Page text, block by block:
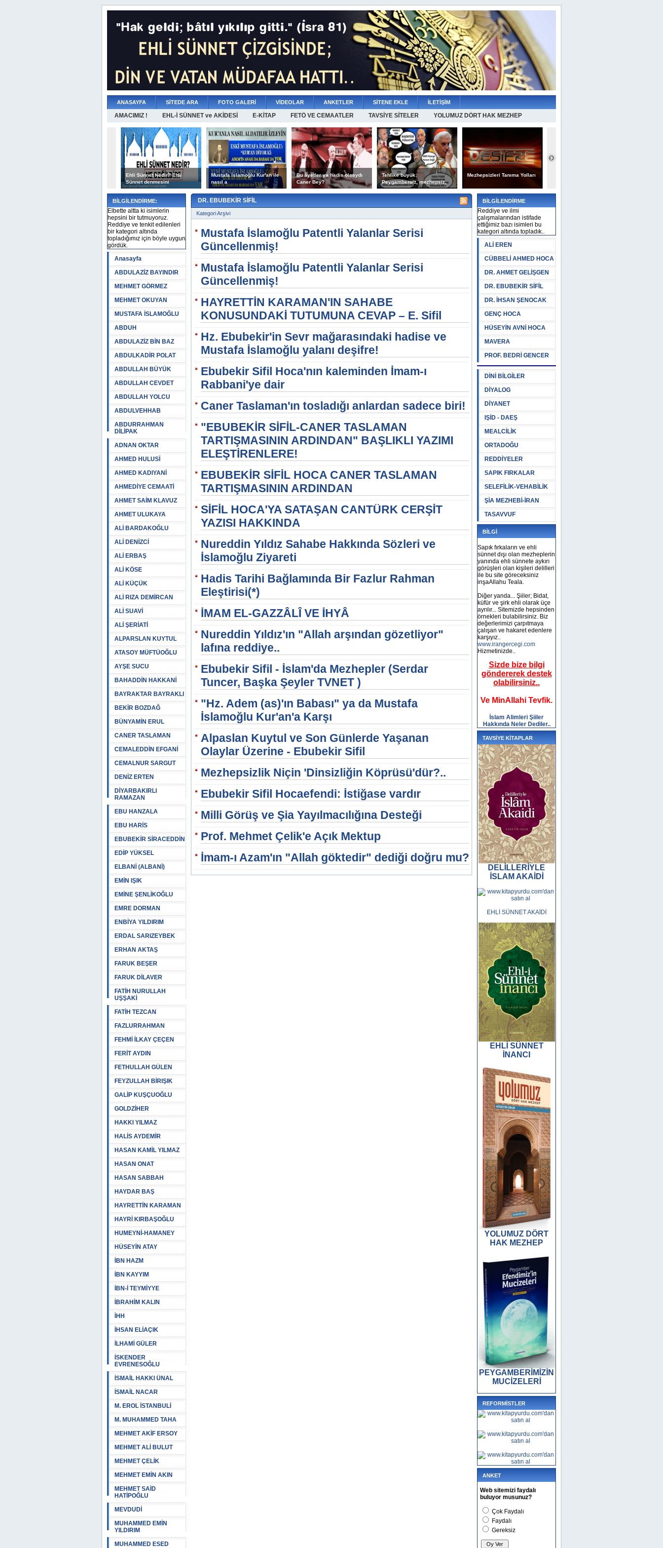
ANASAYFA SİTEDE ARA FOTO GALERİ VİDEOLAR ANKETLER SİTENE EKLE İLETİŞİM
AMACIMIZ ! EHL-İ SÜNNET ve AKİDESİ E-KİTAP FETÖ VE CEMAATLER TAVSİYE SİTELER YOLUMUZ DÖRT HAK MEZHEP
Ehli Sünnet Nedir? Ehli
Sünnet denmesini
Mustafa İslamoğlu Kur'an ile
nasıl a
Bu âyetler ya hadis olsaydı
Caner Bey?
Tehlike büyük:
Peygambersiz, mezhepsiz,
Mezhepsizleri Tanıma Yolları
BİLGİLENDİRME:
Elbette altta ki isimlerin
hepsini bir tutmuyoruz.
Reddiye ve tenkit edilenleri
bir kategori altında
topladığımız için böyle uygun
gördük.
Anasayfa
ABDULAZİZ BAYINDIR
MEHMET GÖRMEZ
MEHMET OKUYAN
MUSTAFA İSLAMOĞLU
ABDUH
ABDULAZİZ BİN BAZ
ABDULKADİR POLAT
ABDULLAH BÜYÜK
ABDULLAH CEVDET
ABDULLAH YOLCU
ABDULVEHHAB
ABDURRAHMAN
DİLİPAK
ADNAN OKTAR
AHMED HULUSİ
AHMED KADIYANİ
AHMEDİYE CEMAATİ
AHMET SAİM KLAVUZ
AHMET ULUKAYA
ALİ BARDAKOĞLU
ALİ DENİZCİ
ALİ ERBAŞ
ALİ KÖSE
ALİ KÜÇÜK
ALİ RIZA DEMİRCAN
ALİ SUAVİ
ALİ ŞERİATİ
ALPARSLAN KUYTUL
ATASOY MÜFTÜOĞLU
AYŞE SUCU
BAHADDİN HAKKANİ
BAYRAKTAR BAYRAKLI
BEKİR BOZDAĞ
BÜNYAMİN ERUL
CANER TASLAMAN
CEMALEDDİN EFGANİ
CEMALNUR SARGUT
DENİZ ERTEN
DİYARBAKIRLI
RAMAZAN
EBU HANZALA
EBU HARİS
EBUBEKİR SİRACEDDİN
EDİP YÜKSEL
ELBANİ (ALBANİ)
EMİN IŞIK
EMİNE ŞENLİKOĞLU
EMRE DORMAN
ENBİYA YILDIRIM
ERDAL SARIZEYBEK
ERHAN AKTAŞ
FARUK BEŞER
FARUK DİLAVER
FATİH NURULLAH
UŞŞAKİ
FATİH TEZCAN
FAZLURRAHMAN
FEHMİ İLKAY ÇEÇEN
FERİT AYDIN
FETHULLAH GÜLEN
FEYZULLAH BİRIŞIK
GALİP KUŞÇUOĞLU
GOLDZİHER
HAKKI YILMAZ
HALİS AYDEMİR
HASAN KAMİL YILMAZ
HASAN ONAT
HASAN SABBAH
HAYDAR BAŞ
HAYRETTİN KARAMAN
HAYRİ KIRBAŞOĞLU
HUMEYNİ-HAMANEY
HÜSEYİN ATAY
İBN HAZM
İBN KAYYIM
İBN-İ TEYMİYYE
İBRAHİM KALIN
İHH
İHSAN ELİAÇIK
İLHAMİ GÜLER
İSKENDER
EVRENESOĞLU
İSMAİL HAKKI ÜNAL
İSMAİL NACAR
M. EROL İSTANBULİ
M. MUHAMMED TAHA
MEHMET AKİF ERSOY
MEHMET ALİ BULUT
MEHMET ÇELİK
MEHMET EMİN AKIN
MEHMET SAİD
HATİPOĞLU
MEVDUDİ
MUHAMMED EMİN
YILDIRIM
MUHAMMED ESED
DR. EBUBEKİR SİFİL
Kategori Arşivi
Mustafa İslamoğlu Patentli Yalanlar Serisi
Güncellenmiş!
Mustafa İslamoğlu Patentli Yalanlar Serisi
Güncellenmiş!
HAYRETTİN KARAMAN'IN SAHABE
KONUSUNDAKİ TUTUMUNA CEVAP – E. Sifil
Hz. Ebubekir'in Sevr mağarasındaki hadise ve
Mustafa İslamoğlu yalanı deşifre!
Ebubekir Sifil Hoca'nın kaleminden İmam-ı
Rabbani'ye dair
Caner Taslaman'ın tosladığı anlardan sadece biri!
"EBUBEKİR SİFİL-CANER TASLAMAN
TARTIŞMASININ ARDINDAN" BAŞLIKLI YAZIMI
ELEŞTİRENLERE!
EBUBEKİR SİFİL HOCA CANER TASLAMAN
TARTIŞMASININ ARDINDAN
SİFİL HOCA'YA SATAŞAN CANTÜRK CERŞİT
YAZISI HAKKINDA
Nureddin Yıldız Sahabe Hakkında Sözleri ve
İslamoğlu Ziyareti
Hadis Tarihi Bağlamında Bir Fazlur Rahman
Eleştirisi(*)
İMAM EL-GAZZÂLÎ VE İHYÂ
Nureddin Yıldız'ın "Allah arşından gözetliyor"
lafına reddiye..
Ebubekir Sifil - İslam'da Mezhepler (Serdar
Tuncer, Başka Şeyler TVNET )
"Hz. Adem (as)'ın Babası" ya da Mustafa
İslamoğlu Kur'an'a Karşı
Alpaslan Kuytul ve Son Günlerde Yaşanan
Olaylar Üzerine - Ebubekir Sifil
Mezhepsizlik Niçin 'Dinsizliğin Köprüsü'dür?..
Ebubekir Sifil Hocaefendi: İstiğase vardır
Milli Görüş ve Şia Yayılmacılığına Desteği
Prof. Mehmet Çelik'e Açık Mektup
İmam-ı Azam'ın "Allah göktedir" dediği doğru mu?
BİLGİLENDİRME
Reddiye ve ilmi
çalışmalarından istifade
ettiğimiz bazı isimleri bu
kategori altında topladık..
ALİ EREN
CÜBBELİ AHMED HOCA
DR. AHMET GELİŞGEN
DR. EBUBEKİR SİFİL
DR. İHSAN ŞENOCAK
GENÇ HOCA
HÜSEYİN AVNİ HOCA
MAVERA
PROF. BEDRİ GENCER
DİNİ BİLGİLER
DİYALOG
DİYANET
IŞİD - DAEŞ
MEALCİLİK
ORTADOĞU
REDDİYELER
SAPIK FIRKALAR
SELEFİLİK-VEHABİLİK
ŞİA MEZHEBİ-İRAN
TASAVVUF
BİLGİ
Sapık fırkaların ve ehli
sünnet dışı olan mezheplerin
yanında ehli sünnete aykırı
görüşleri olan kişileri delilleri
ile bu site göreceksiniz
inşaAllahu Teala.
Diğer yanda... Şiiler; Bidat,
küfür ve şirk ehli olarak üçe
ayrılır... Sitemizde hepsinden
örnekleri bulabilirsiniz. Biz
değerlerimizi çarpıtmaya
çalışan ve hakaret edenlere
karşıyız..
www.irangercegi.com
Hizmetinizde..
Sizde bize bilgi
göndererek destek
olabilirsiniz..
Ve MinAllahi Tevfik.
İslam Alimleri Şiiler
Hakkında Neler Dediler..
TAVSİYE KİTAPLAR
DELİLLERİYLE
İSLAM AKAİDİ
EHLİ SÜNNET AKAİDİ
EHLİ SÜNNET
İNANCI
YOLUMUZ DÖRT
HAK MEZHEP
PEYGAMBERİMİZİN
MUCİZELERİ
REFORMİSTLER
ANKET
Web sitemizi faydalı
buluyor musunuz?
Çok Faydalı
Faydalı
Gereksiz